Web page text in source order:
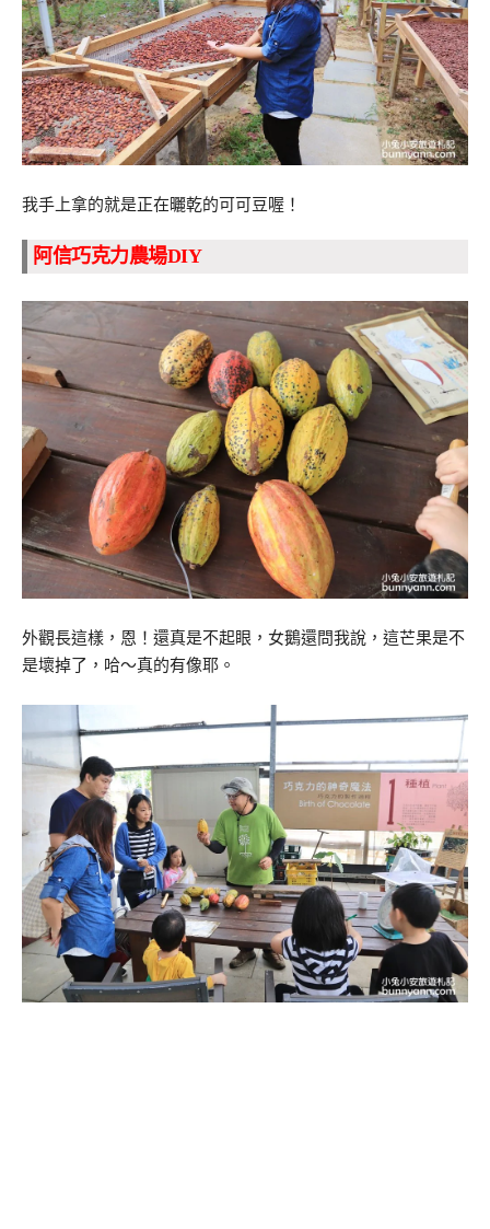
我手上拿的就是正在曬乾的可可豆喔！
阿信巧克力農場DIY
外觀長這樣，恩！還真是不起眼，女鵝還問我說，這芒果是不
是壞掉了，哈～真的有像耶。